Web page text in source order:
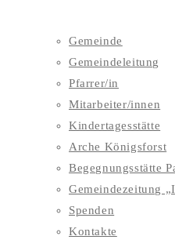
Gemeinde
Gemeindeleitung
Pfarrer/in
Mitarbeiter/innen
Kindertagesstätte
Arche Königsforst
Begegnungsstätte
Gemeindezeitung
Spenden
Kontakte